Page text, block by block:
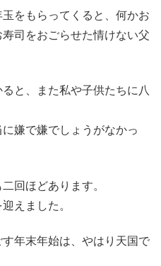
をもらってくると、何かお
司をおごらせた情けない父
と、また私や子供たちに八
嫌で嫌でしょうがなかっ
回ほどあります。
えました。
年末年始は、やはり天国で